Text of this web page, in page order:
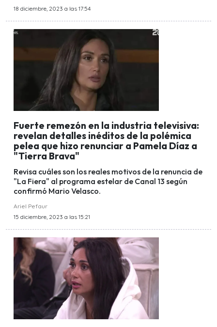
18 diciembre, 2023 a las 17:54
Fuerte remezón en la industria televisiva:
revelan detalles inéditos de la polémica
pelea que hizo renunciar a Pamela Díaz a
"Tierra Brava"
Revisa cuáles son los reales motivos de la renuncia de
"La Fiera" al programa estelar de Canal 13 según
confirmó Mario Velasco.
Ariel Pefaur
15 diciembre, 2023 a las 15:21